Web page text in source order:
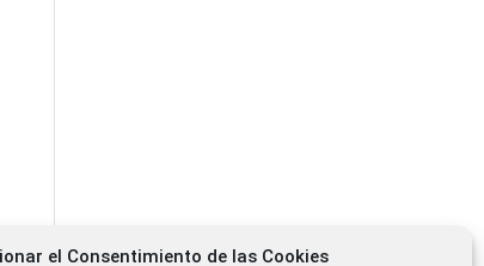
el Consentimiento de las Cookies